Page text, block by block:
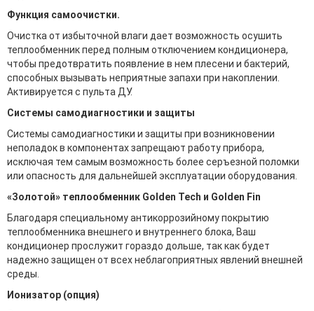
Функция самоочистки.
Очистка от избыточной влаги дает возможность осушить
теплообменник перед полным отключением кондиционера,
чтобы предотвратить появление в нем плесени и бактерий,
способных вызывать неприятные запахи при накоплении.
Активируется с пульта ДУ.
Системы самодиагностики и защиты
Системы самодиагностики и защиты при возникновении
неполадок в компонентах запрещают работу прибора,
исключая тем самым возможность более серъезной поломки
или опасность для дальнейшей эксплуатации оборудования.
«Золотой» теплообменник Golden Tech и Golden Fin
Благодаря специальному антикоррозийному покрытию
теплообменника внешнего и внутреннего блока, Ваш
кондиционер прослужит гораздо дольше, так как будет
надежно защищен от всех неблагоприятных явлений внешней
среды.
Ионизатор (опция)